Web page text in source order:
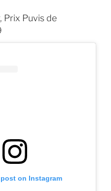
Prix Puvis de
on Instagram